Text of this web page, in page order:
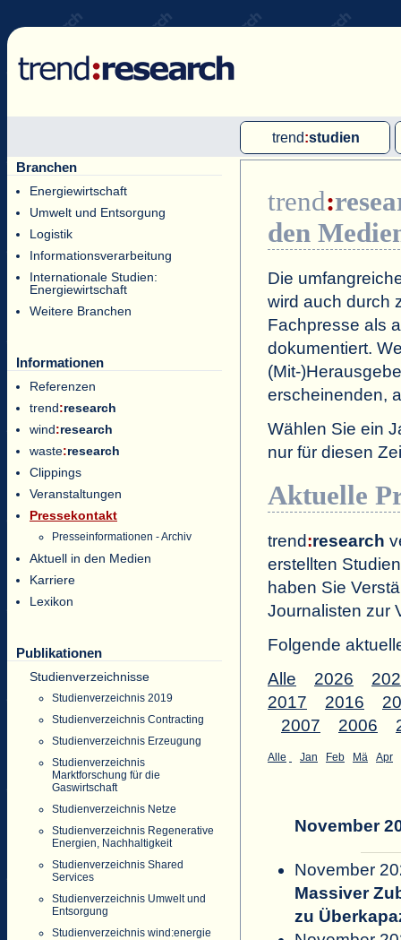
trend:studien
Single-Client-Studien
Internationale Markt Reports
Branchen
Energiewirtschaft
Umwelt und Entsorgung
Logistik
Informationsverarbeitung
Internationale Studien:
Energiewirtschaft
Weitere Branchen
Informationen
Referenzen
trend:research
wind:research
waste:research
Clippings
Veranstaltungen
Pressekontakt
Presseinformationen - Archiv
Aktuell in den Medien
Karriere
Lexikon
Publikationen
Studienverzeichnisse
Studienverzeichnis 2019
Studienverzeichnis Contracting
Studienverzeichnis Erzeugung
Studienverzeichnis
Marktforschung für die
Gaswirtschaft
Studienverzeichnis Netze
Studienverzeichnis Regenerative
Energien, Nachhaltigkeit
Studienverzeichnis Shared
Services
Studienverzeichnis Umwelt und
Entsorgung
Studienverzeichnis wind:energie
trend:
den
Die
wird auch durch
Fachpresse als
dokumentiert.
(Mit-
erscheinenden,
Wählen Sie ein
nur für diesen
Aktuelle
trend:research
erstellten
haben Sie
Journalisten zur
Folgende
Alle
2026
2017
2016
2007
2006
Alle Jan Feb Mä Apr
November
November
Massiver
zu